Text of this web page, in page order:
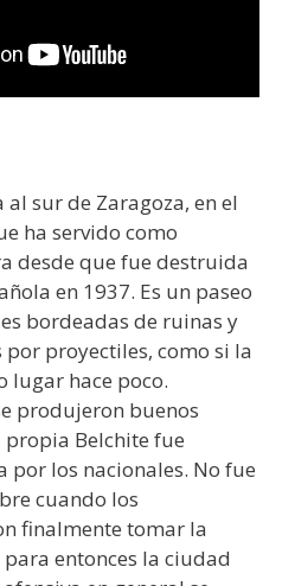
sur de Zaragoza, en el
ha servido como
desde que fue destruida
en 1937. Es un paseo
bordeadas de ruinas y
proyectiles, como si la
lugar hace poco.
produjeron buenos
propia Belchite fue
por los nacionales. No fue
cuando los
finalmente tomar la
entonces la ciudad